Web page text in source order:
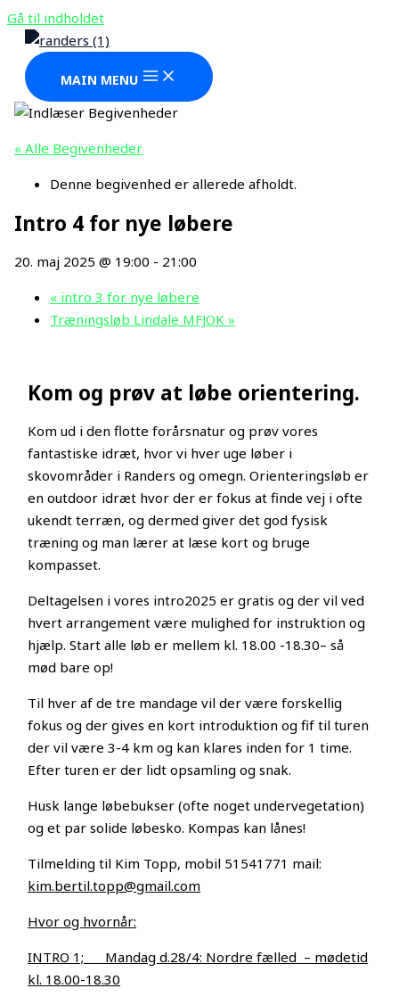
Gå til indholdet
MAIN MENU
« Alle Begivenheder
Denne begivenhed er allerede afholdt.
Intro 4 for nye løbere
20. maj 2025 @ 19:00 - 21:00
« intro 3 for nye løbere
Træningsløb Lindale MFJOK»
Kom og prøv at løbe orientering.
Kom ud i den flotte forårsnatur og prøv vores
fantastiske idræt, hvor vi hver uge løber i
skovområder i Randers og omegn. Orienteringsløb er
en outdoor idræt hvor der er fokus at finde vej i ofte
ukendt terræn, og dermed giver det god fysisk
træning og man lærer at læse kort og bruge
kompasset.
Deltagelsen i vores intro2025 er gratis og der vil ved
hvert arrangement være mulighed for instruktion og
hjælp. Start alle løb er mellem kl. 18.00 -18.30– så
mød bare op!
Til hver af de tre mandage vil der være forskellig
fokus og der gives en kort introduktion og fif til turen
der vil være 3-4 km og kan klares inden for 1 time.
Efter turen er der lidt opsamling og snak.
Husk lange løbebukser (ofte noget undervegetation)
og et par solide løbesko. Kompas kan lånes!
Tilmelding til Kim Topp, mobil 51541771 mail:
kim.bertil.topp@gmail.com
Hvor og hvornår:
INTRO 1; Mandag d.28/4: Nordre fælled – mødetid
kl. 18.00-18.30